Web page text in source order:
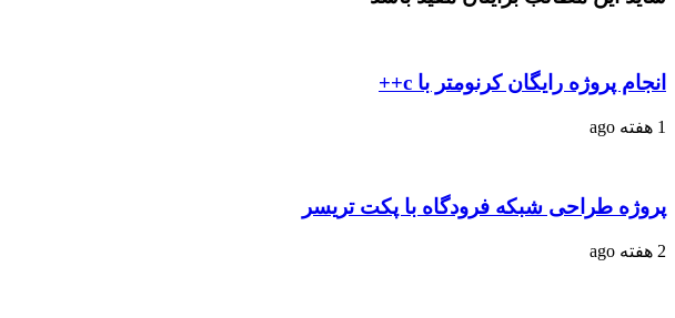
انجام پروژه رایگان کرنومتر با c++
1 هفته ago
پروژه طراحی شبکه فرودگاه با پکت تریسر
2 هفته ago